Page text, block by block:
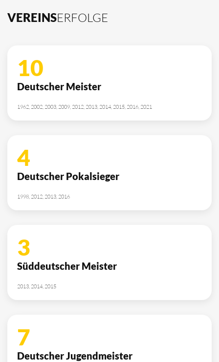
VEREINSERFOLGE
10
Deutscher Meister
1962, 2002, 2003, 2009, 2012, 2013, 2014, 2015, 2016, 2021
4
Deutscher Pokalsieger
1998, 2012, 2013, 2016
3
Süddeutscher Meister
2013, 2014, 2015
7
Deutscher Jugendmeister